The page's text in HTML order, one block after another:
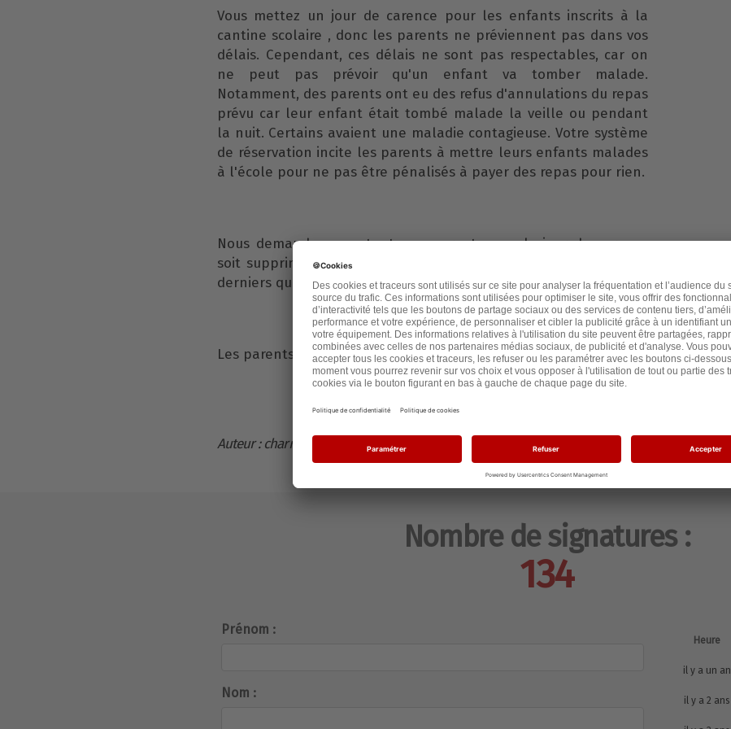
Vous mettez un jour de carence pour les enfants inscrits à la
cantine scolaire , donc les parents ne préviennent pas dans vos
délais. Cependant, ces délais ne sont pas respectables, car on
ne peut pas prévoir qu'un enfant va tomber malade.
Notamment, des parents ont eu des refus d'annulations du repas
prévu car leur enfant était tombé malade la veille ou pendant
la nuit. Certains avaient une maladie contagieuse. Votre système
de réservation incite les parents à mettre leurs enfants malades
à l'école pour ne pas être pénalisés à payer des repas pour rien.
Nous demandons, en tant que parents, que le jour de carence
soit supprimé car cela commence à provoquer la colère de ces
derniers qui ne veulent plus régler les factures.
Les parents d’élèves élus
Auteur : charrassier
Nombre de signatures :
134
Prénom :
Nom :
Heure
il y a un an
il y a 2 ans